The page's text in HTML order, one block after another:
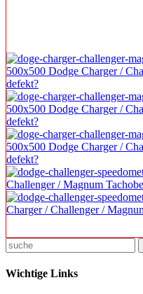
Wichtige Links